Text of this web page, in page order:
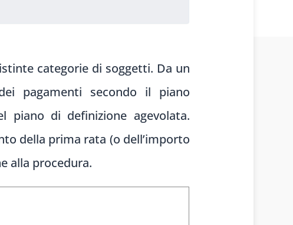
categorie di soggetti. Da un
pagamenti secondo il piano
piano di definizione agevolata.
della prima rata (o dell’importo
alla procedura.